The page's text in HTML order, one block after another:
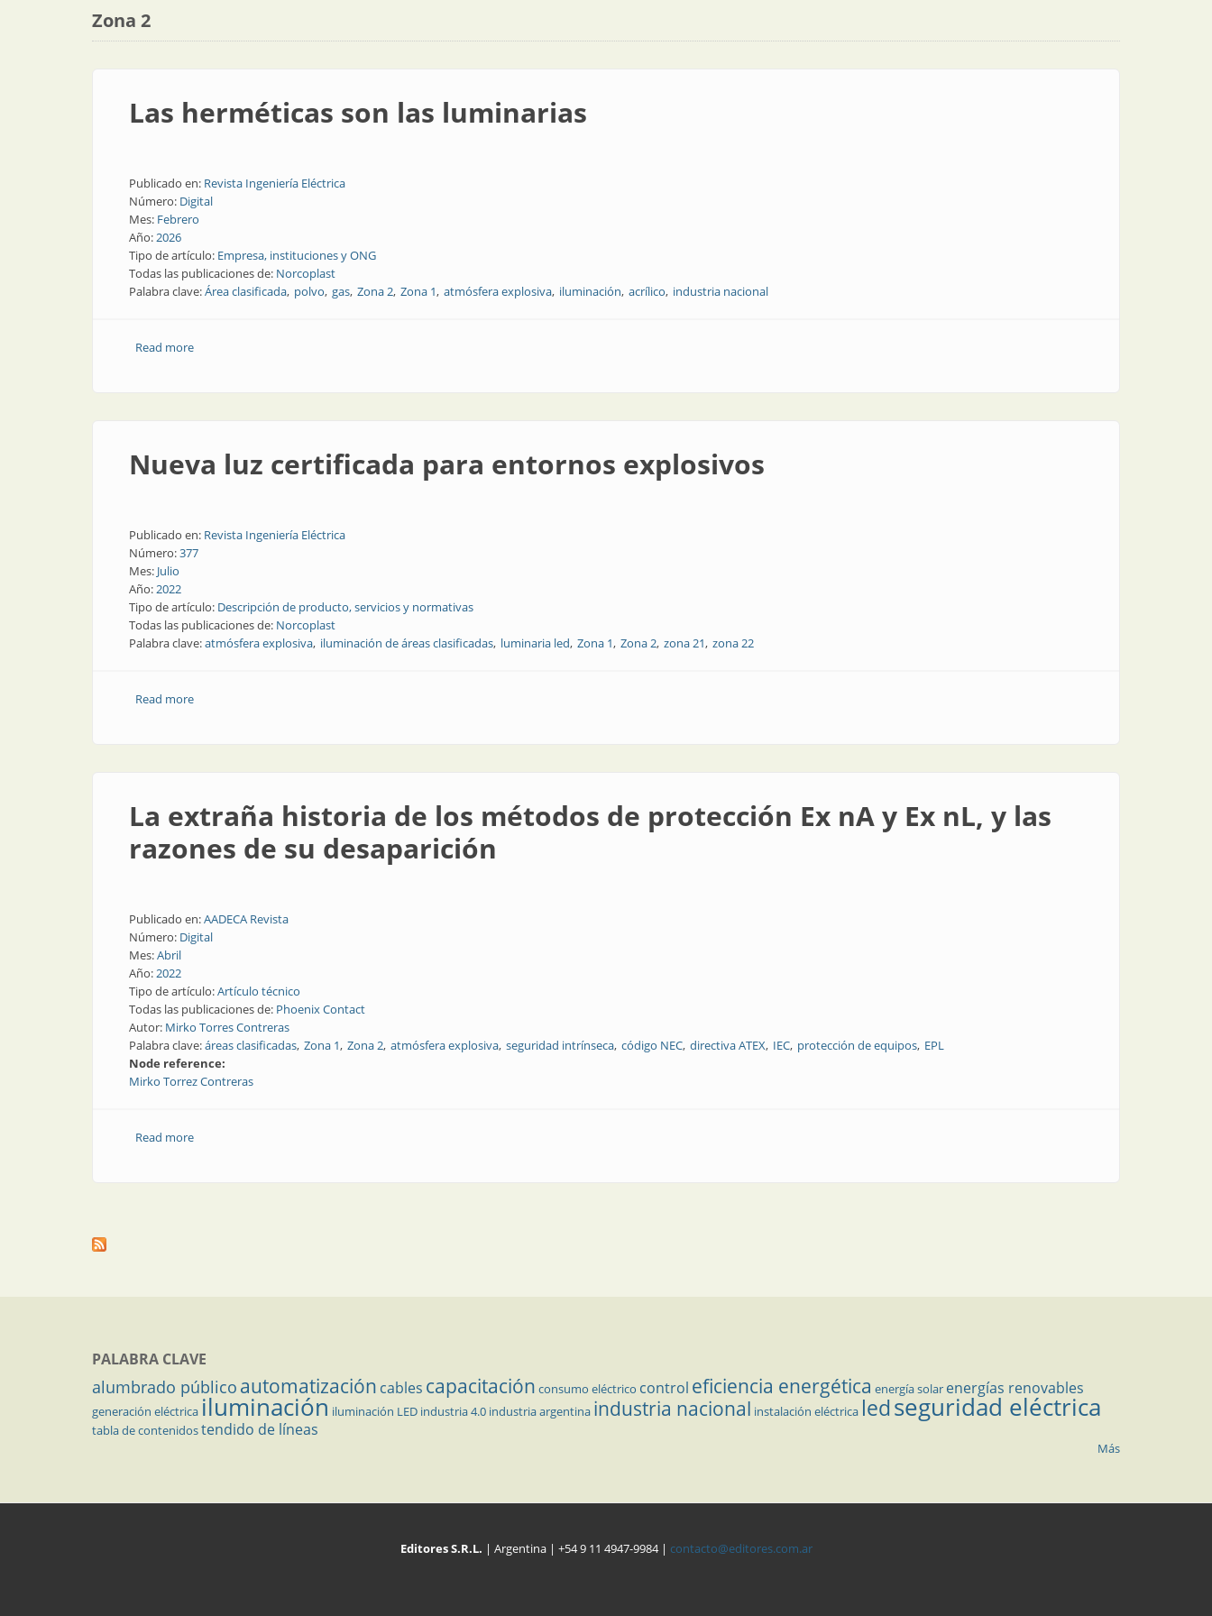
Zona 2
Las herméticas son las luminarias
Publicado en: Revista Ingeniería Eléctrica
Número: Digital
Mes: Febrero
Año:2026
Tipo de artículo: Empresa, instituciones y ONG
Todas las publicaciones de: Norcoplast
Palabra clave:Área clasificada polvo gas Zona 2 Zona 1 atmósfera explosiva iluminación acrílico industria nacional
Read moreabout Las herméticas son las luminarias
Nueva luz certificada para entornos explosivos
Publicado en: Revista Ingeniería Eléctrica
Número:377
Mes: Julio
Año:2022
Tipo de artículo: Descripción de producto, servicios y normativas
Todas las publicaciones de: Norcoplast
Palabra clave:atmósfera explosiva iluminación de áreas clasificadas luminaria led Zona 1 Zona 2 zona 21 zona 22
Read moreabout Nueva luz certificada para entornos explosivos
La extraña historia de los métodos de protección Ex nA y Ex nL, y las
razones de su desaparición
Publicado en:AADECA Revista
Número: Digital
Mes:Abril
Año:2022
Tipo de artículo:Artículo técnico
Todas las publicaciones de: Phoenix Contact
Autor: Mirko Torres Contreras
Palabra clave:áreas clasificadas Zona 1 Zona 2 atmósfera explosiva seguridad intrínseca código NEC directiva ATEX IEC protección de equipos EPL
Node reference:
Mirko Torrez Contreras
Read moreabout La extraña historia de los métodos de protección Ex nA y Ex nL, y las razones de su desaparición
PALABRA CLAVE
alumbrado público automatización cables capacitación consumo eléctrico control eficiencia energética energía solar energías renovables
generación eléctrica iluminación iluminación LED industria 4.0 industria argentina industria nacional instalación eléctrica ledseguridad eléctrica
tabla de contenidostendido de líneas
Más
Editores S.R.L. | Argentina | +54 9 11 4947-9984 | contacto@editores.com.ar